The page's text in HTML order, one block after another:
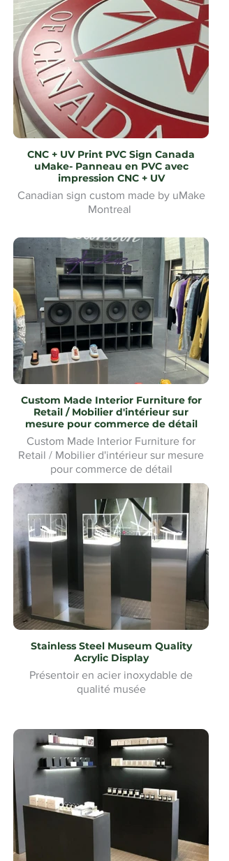
et installé pour la Baie de Montréal par
uMake
CNC + UV Print PVC Sign Canada
uMake- Panneau en PVC avec
impression CNC + UV
Canadian sign custom made by uMake
Montreal
Custom Made Interior Furniture for
Retail / Mobilier d'intérieur sur
mesure pour commerce de détail
Custom Made Interior Furniture for
Retail / Mobilier d'intérieur sur mesure
pour commerce de détail
Stainless Steel Museum Quality
Acrylic Display
Présentoir en acier inoxydable de
qualité musée